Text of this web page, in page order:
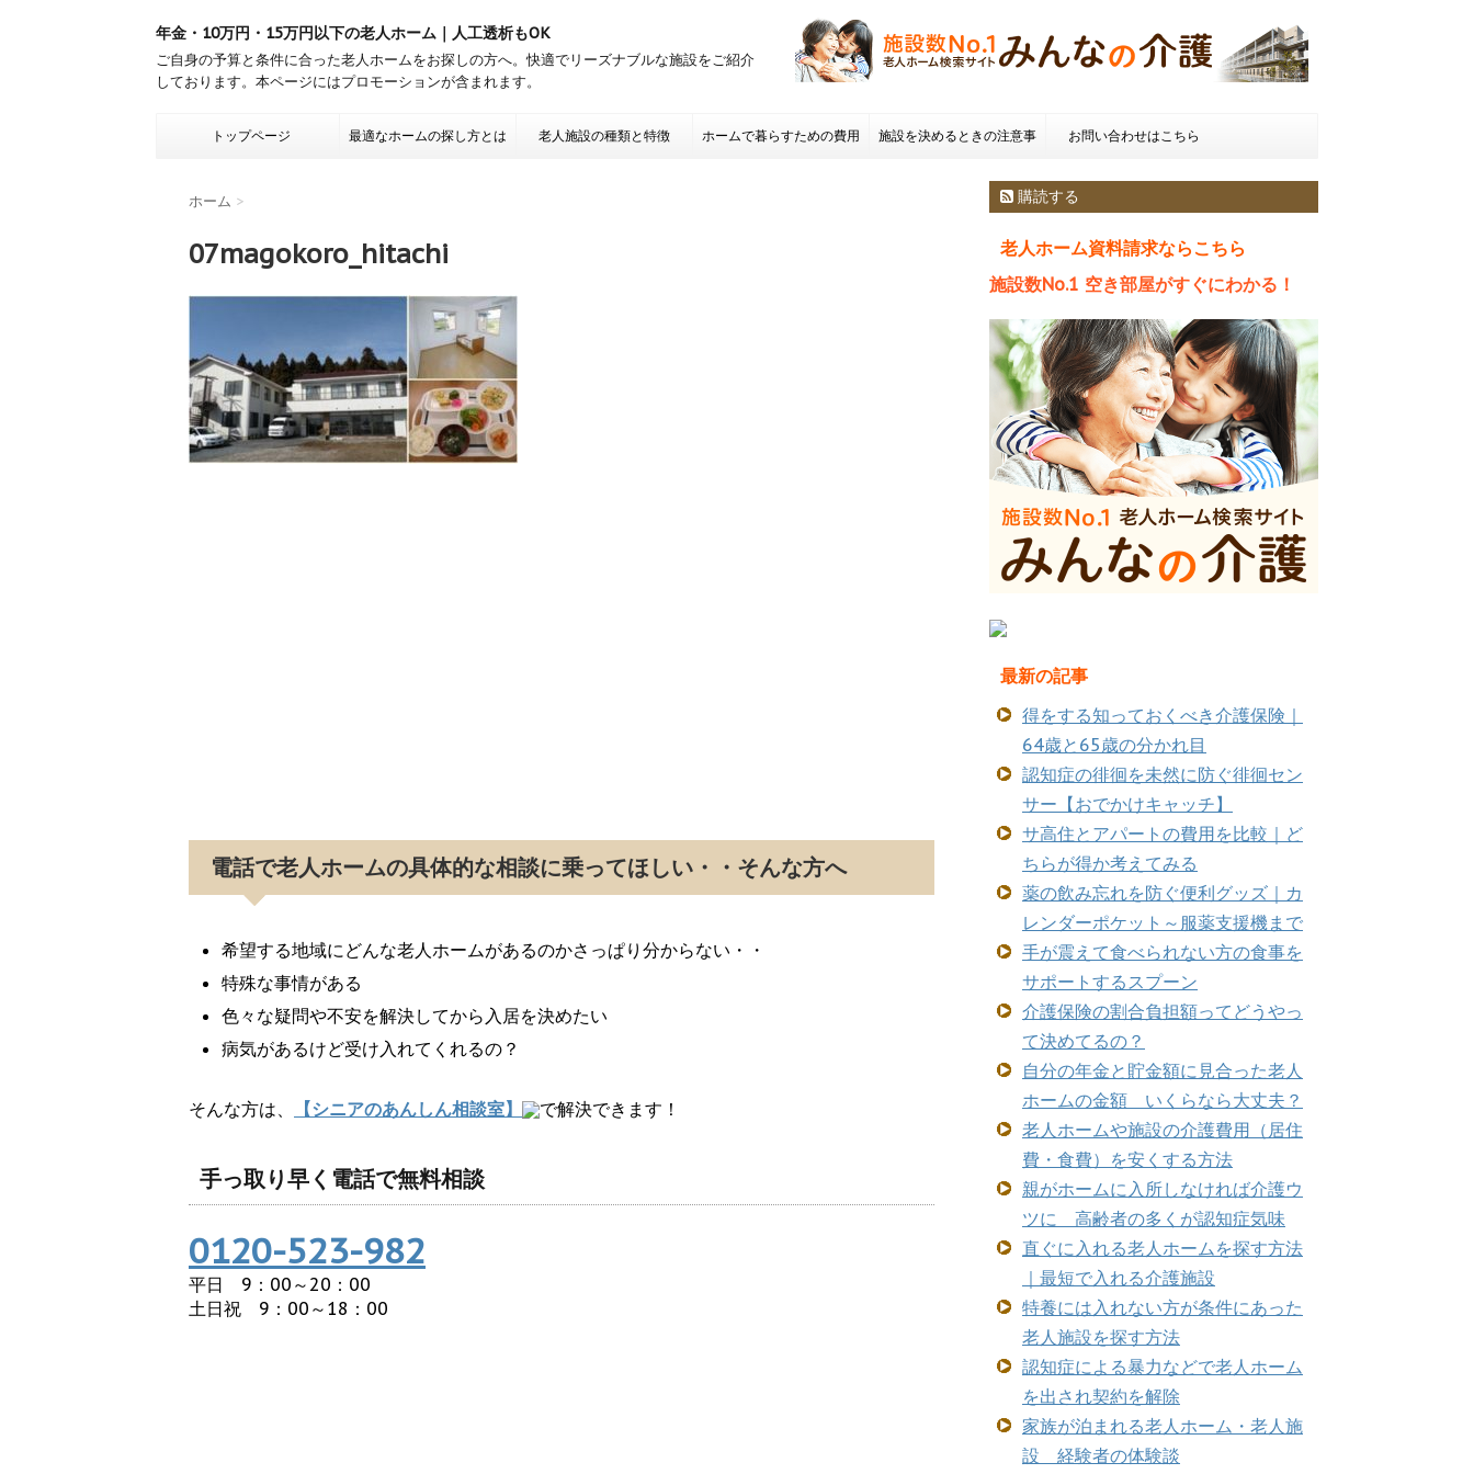
年金・10万円・15万円以下の老人ホーム｜人工透析もOK
ご自身の予算と条件に合った老人ホームをお探しの方へ。快適でリーズナブルな施設をご紹介
しております。本ページにはプロモーションが含まれます。
トップページ 最適なホームの探し方とは 老人施設の種類と特徴 ホームで暮らすための費用 施設を決めるときの注意事
項 老人ホームの種類とお金
お問い合わせはこちら
ホーム >
07magokoro_hitachi
電話で老人ホームの具体的な相談に乗ってほしい・・そんな方へ
希望する地域にどんな老人ホームがあるのかさっぱり分からない・・
特殊な事情がある
色々な疑問や不安を解決してから入居を決めたい
病気があるけど受け入れてくれるの？
そんな方は、 【シニアのあんしん相談室】 で解決できます！
手っ取り早く電話で無料相談
0120-523-982
平日 9：00～20：00
土日祝 9：00～18：00
購読する
老人ホーム資料請求ならこちら
施設数No.1 空き部屋がすぐにわかる！
最新の記事
得をする知っておくべき介護保険｜
64歳と65歳の分かれ目
認知症の徘徊を未然に防ぐ徘徊セン
サー【おでかけキャッチ】
サ高住とアパートの費用を比較｜ど
ちらが得か考えてみる
薬の飲み忘れを防ぐ便利グッズ｜カ
レンダーポケット～服薬支援機まで
手が震えて食べられない方の食事を
サポートするスプーン
介護保険の割合負担額ってどうやっ
て決めてるの？
自分の年金と貯金額に見合った老人
ホームの金額 いくらなら大丈夫？
老人ホームや施設の介護費用（居住
費・食費）を安くする方法
親がホームに入所しなければ介護ウ
ツに 高齢者の多くが認知症気味
直ぐに入れる老人ホームを探す方法
｜最短で入れる介護施設
特養には入れない方が条件にあった
老人施設を探す方法
認知症による暴力などで老人ホーム
を出され契約を解除
家族が泊まれる老人ホーム・老人施
設 経験者の体験談